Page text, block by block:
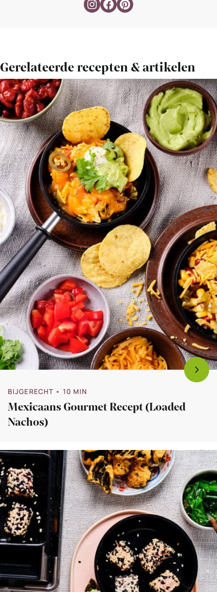
Gerelateerde recepten & artikelen
Bekijk
Mexicaans
gourmet
recept
(loaded
nachos)
BIJGERECHT • 10 MIN
Mexicaans Gourmet Recept (loaded
Nachos)
Bekijk
Gourmet
recept
–
tonijn
tataki